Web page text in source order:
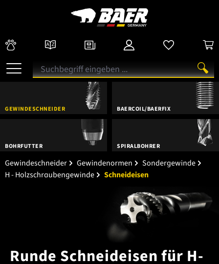
GEWINDESCHNEIDER BAERCOIL/BAERFIX
BOHRFUTTER SPIRALBOHRER
Gewindeschneider Gewindenormen
Sondergewinde
H - Holzschraubengewinde
Schneideisen
Runde Schneideisen für H-